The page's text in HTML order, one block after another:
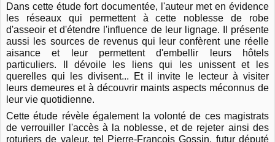
Dans cette étude fort documentée, l'auteur met en évidence
les réseaux qui permettent à cette noblesse de robe
d'asseoir et d'étendre l'influence de leur lignage. Il présente
aussi les sources de revenus qui leur confèrent une réelle
aisance et leur permettent d'embellir leurs hôtels
particuliers. Il dévoile les liens qui les unissent et les
querelles qui les divisent... Et il invite le lecteur à visiter
leurs demeures et à découvrir maints aspects méconnus de
leur vie quotidienne.
Cette étude révèle également la volonté de ces magistrats
de verrouiller l'accès à la noblesse, et de rejeter ainsi des
roturiers de valeur, tel Pierre-François Gossin, futur député